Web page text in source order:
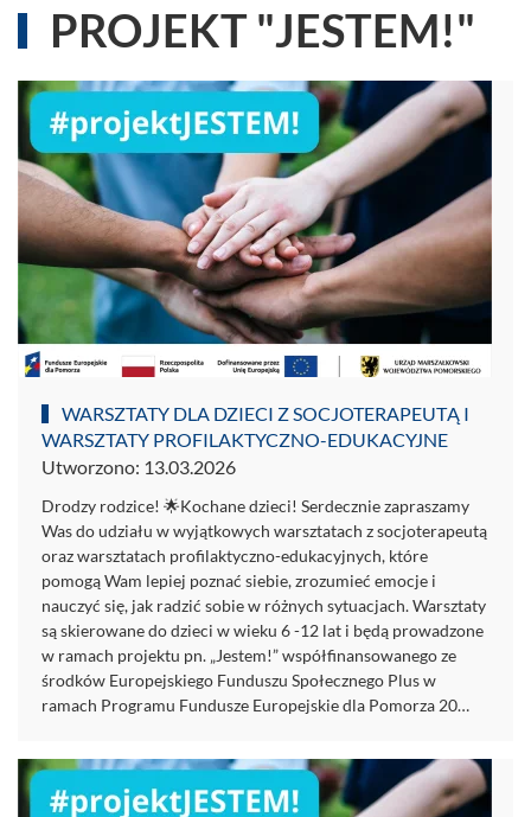
PROJEKT "JESTEM!"
WARSZTATY DLA DZIECI Z SOCJOTERAPEUTĄ I
WARSZTATY PROFILAKTYCZNO-EDUKACYJNE
Utworzono: 13.03.2026
Drodzy rodzice! 🌟Kochane dzieci! Serdecznie zapraszamy
Was do udziału w wyjątkowych warsztatach z socjoterapeutą
oraz warsztatach profilaktyczno-edukacyjnych, które
pomogą Wam lepiej poznać siebie, zrozumieć emocje i
nauczyć się, jak radzić sobie w różnych sytuacjach. Warsztaty
są skierowane do dzieci w wieku 6 -12 lat i będą prowadzone
w ramach projektu pn. „Jestem!” współfinansowanego ze
środków Europejskiego Funduszu Społecznego Plus w
ramach Programu Fundusze Europejskie dla Pomorza 20…